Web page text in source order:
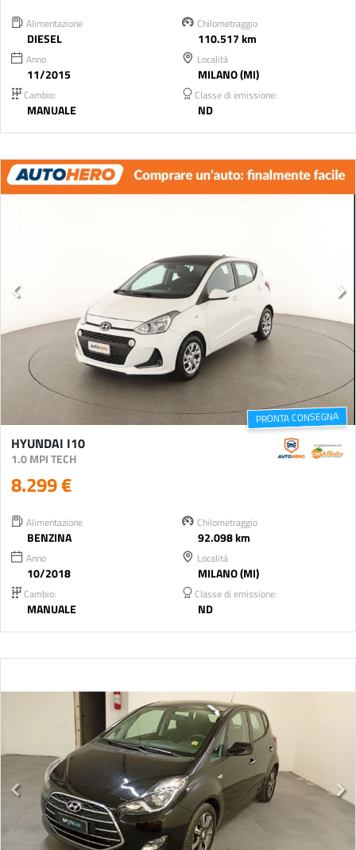
Alimentazione
DIESEL
Chilometraggio
110.517 km
Anno
11/2015
Località
MILANO (MI)
Cambio:
MANUALE
Classe di emissione:
ND
PRONTA CONSEGNA
HYUNDAI I10
1.0 MPI TECH
8.299 €
Alimentazione
BENZINA
Chilometraggio
92.098 km
Anno
10/2018
Località
MILANO (MI)
Cambio:
MANUALE
Classe di emissione:
ND